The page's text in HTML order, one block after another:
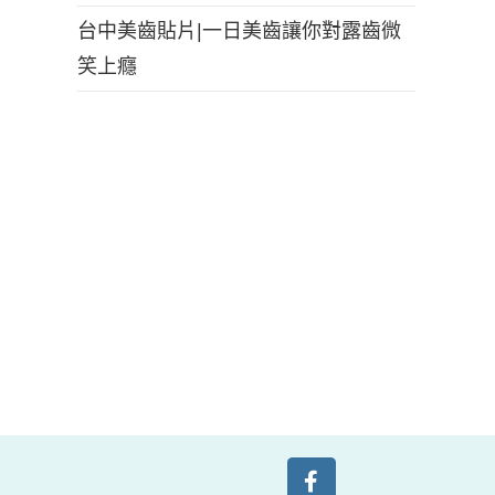
台中美齒貼片|一日美齒讓你對露齒微
笑上癮